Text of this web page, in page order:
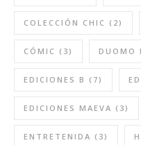
COLECCIÓN CHIC (2)
CÓMIC (3) DUOMO
EDICIONES B (7)
EDICIONES MAEVA (3)
ENTRETENIDA (3)